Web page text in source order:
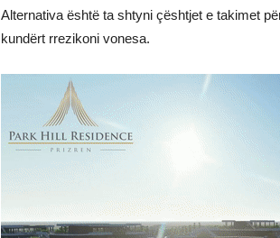
Alternativa është ta shtyni çështjet e takimet
kundërt rrezikoni vonesa.